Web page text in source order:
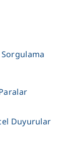
Duyurular